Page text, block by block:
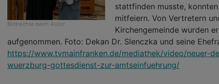
Bildrechte beim Autor
stattfinden musste,
mitfeiern. Von Vertretern
Kirchengemeinde wurden
aufgenommen. Foto: Dekan Dr. Slenczka und seine
https://www.tvmainfranken.de/mediathek/video/neuer-
wuerzburg-gottesdienst-zur-amtseinfuehrung/